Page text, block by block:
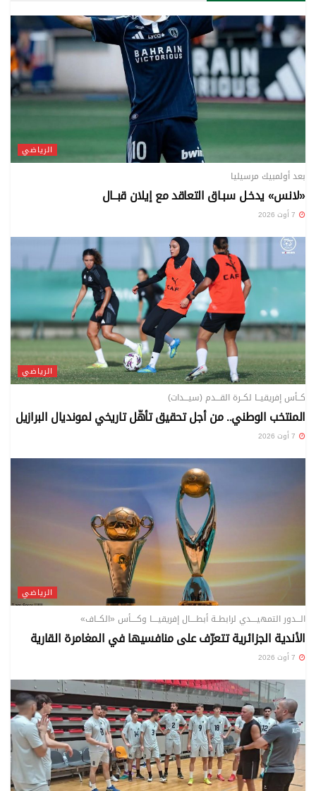
الرياضي
بعد أولمبيك مرسيليا
«لانس» يدخـل سبـاق التعاقد مع إيلان قبــال
الرياضي
كــأس إفريقيــا لكــرة القـــدم (سيـــدات)
المنتخب الوطني.. من أجل تحقيق تأهّل تاريخي لمونديال البرازيل
الرياضي
الـــدور التمهيــــدي لرابطــة أبطــــال إفريقيــــا وكــــأس «الكــاف»
الأندية الجزائرية تتعرّف على منافسيها في المغامرة القارية